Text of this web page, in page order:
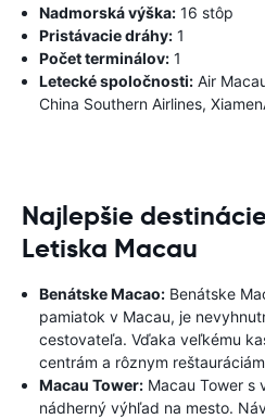
Nadmorská výška: 16 stôp
Pristávacie dráhy: 1
Počet terminálov: 1
Letecké spoločnosti: Air
China Southern Airlines,
Najlepšie
Letiska Macau
Benátske Macao: Benátske
pamiatok v Macau, je
cestovateľa. Vďaka veľkému
centrám a rôznym
Macau Tower: Macau Tower s
nádherný výhľad na mesto.